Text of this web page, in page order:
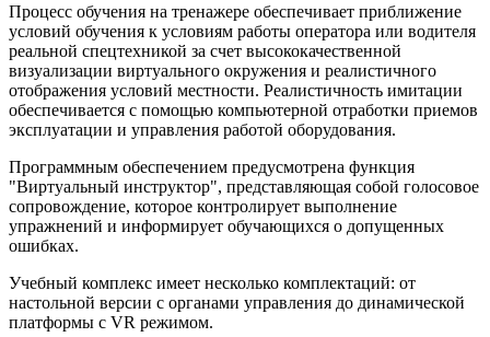
Процесс обучения на тренажере обеспечивает приближение
условий обучения к условиям работы оператора или водителя
реальной спецтехникой за счет высококачественной
визуализации виртуального окружения и реалистичного
отображения условий местности. Реалистичность имитации
обеспечивается с помощью компьютерной отработки приемов
эксплуатации и управления работой оборудования.
Программным обеспечением предусмотрена функция
"Виртуальный инструктор", представляющая собой голосовое
сопровождение, которое контролирует выполнение
упражнений и информирует обучающихся о допущенных
ошибках.
Учебный комплекс имеет несколько комплектаций: от
настольной версии с органами управления до динамической
платформы с VR режимом.